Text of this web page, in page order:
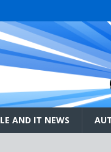
AND IT NEWS